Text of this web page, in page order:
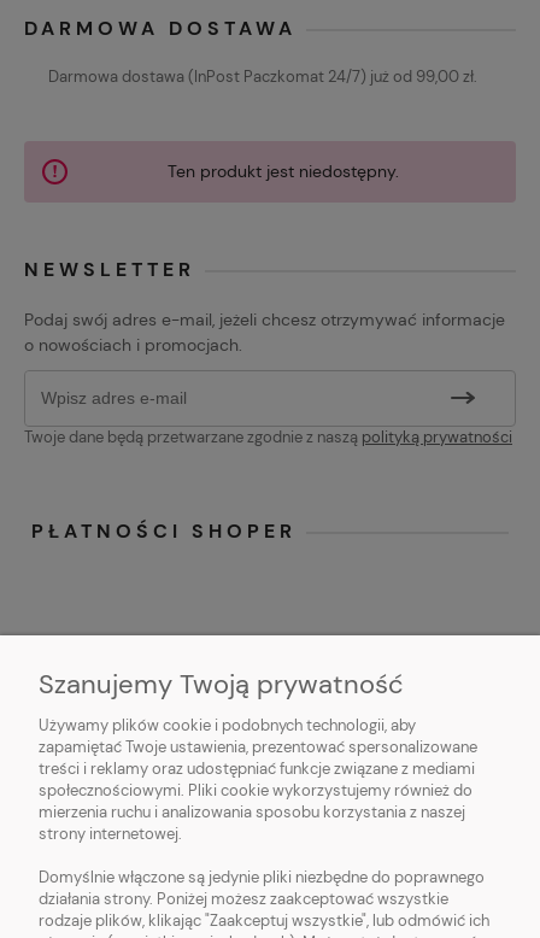
DARMOWA DOSTAWA
Darmowa dostawa (InPost Paczkomat 24/7) już od 99,00 zł.
Ten produkt jest niedostępny.
NEWSLETTER
Podaj swój adres e-mail, jeżeli chcesz otrzymywać informacje
o nowościach i promocjach.
Twoje dane będą przetwarzane zgodnie z naszą polityką prywatności
PŁATNOŚCI SHOPER
O NAS
OBSŁUGA KLIENTA
POMOC
MOJE KONTO
Szanujemy Twoją prywatność
Używamy plików cookie i podobnych technologii, aby
zapamiętać Twoje ustawienia, prezentować spersonalizowane
treści i reklamy oraz udostępniać funkcje związane z mediami
społecznościowymi. Pliki cookie wykorzystujemy również do
mierzenia ruchu i analizowania sposobu korzystania z naszej
strony internetowej.
Domyślnie włączone są jedynie pliki niezbędne do poprawnego
działania strony. Poniżej możesz zaakceptować wszystkie
rodzaje plików, klikając "Zaakceptuj wszystkie", lub odmówić ich